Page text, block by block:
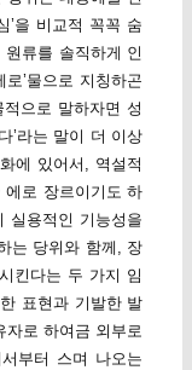
’을 비교적 꼭꼭 숨
류를 솔직하게 인
’물으로 지칭하곤
으로 말하자면 성
’라는 말이 더 이상
에 있어서, 역설적
로 장르이기도 하
실용적인 기능성을
는 당위와 함께, 장
킨다는 두 가지 임
표현과 기발한 발
자로 하여금 외부로
부터 스며 나오는